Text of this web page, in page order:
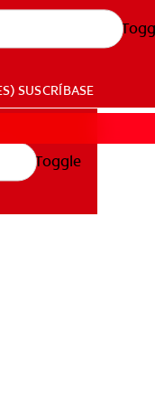
SUSCRÍBASE
Toggle